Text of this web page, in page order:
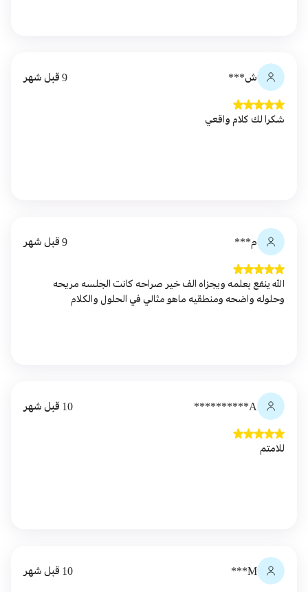
ش*** 9 قبل شهر
شكرا لك كلام واقعي
م*** 9 قبل شهر
الله ينفع بعلمه ويجزاه الف خير صراحه كانت الجلسه مريحه
وحلوله واضحه ومنطقيه ماهو مثالي في الحلول والكلام
A********** 10 قبل شهر
للامتم
M*** 10 قبل شهر